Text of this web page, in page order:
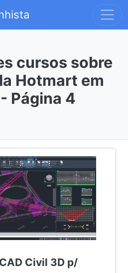
cursos sobre
Hotmart em
Página 4
Civil 3D p/